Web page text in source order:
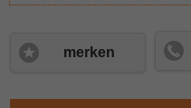
merken